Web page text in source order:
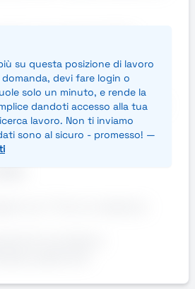
e raccolta dei rifiuti
di guida di tipo B
planimetrie stradali, cartine
digitali (GPS)
su questa posizione di lavoro
devi fare login o
solo un minuto, e rende la
dandoti accesso alla tua
lavoro. Non ti inviamo
sono al sicuro - promesso! —